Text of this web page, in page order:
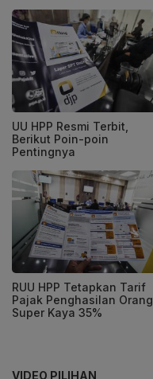
UU HPP Resmi Terbit,
Berikut Poin-poin
Pentingnya
RUU HPP Tetapkan Tarif
Pajak Penghasilan Orang
Super Kaya 35%
VIDEO PILIHAN